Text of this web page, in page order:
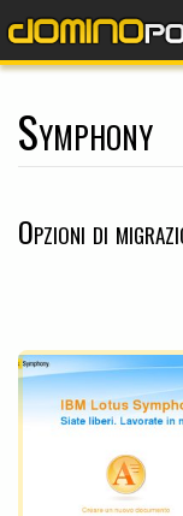
Symphony
Opzioni di